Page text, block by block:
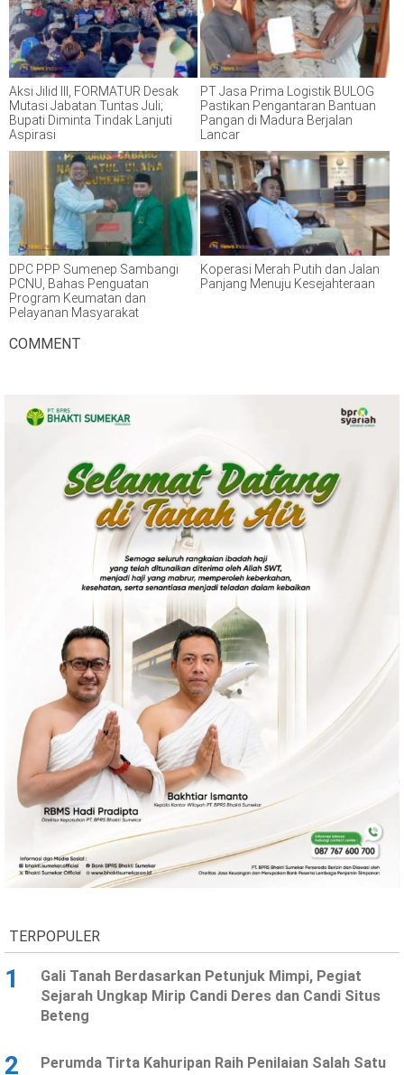
Aksi Jilid III, FORMATUR Desak
Mutasi Jabatan Tuntas Juli;
Bupati Diminta Tindak Lanjuti
Aspirasi
PT Jasa Prima Logistik BULOG
Pastikan Pengantaran Bantuan
Pangan di Madura Berjalan
Lancar
DPC PPP Sumenep Sambangi
PCNU, Bahas Penguatan
Program Keumatan dan
Pelayanan Masyarakat
Koperasi Merah Putih dan Jalan
Panjang Menuju Kesejahteraan
COMMENT
TERPOPULER
1
Gali Tanah Berdasarkan Petunjuk Mimpi, Pegiat
Sejarah Ungkap Mirip Candi Deres dan Candi Situs
Beteng
2
Perumda Tirta Kahuripan Raih Penilaian Salah Satu